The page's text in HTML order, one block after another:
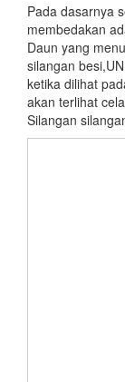
Pada dasarnya
membedakan
Daun yang
silangan
ketika dilihat
akan terlihat
Silangan